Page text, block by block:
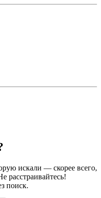
искали — скорее всего,
расстраивайтесь!
поиск.